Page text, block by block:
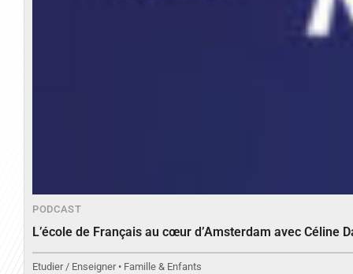
PODCAST
L’école de Français au cœur d’Amsterdam avec Céline
Etudier / Enseigner • Famille & Enfants